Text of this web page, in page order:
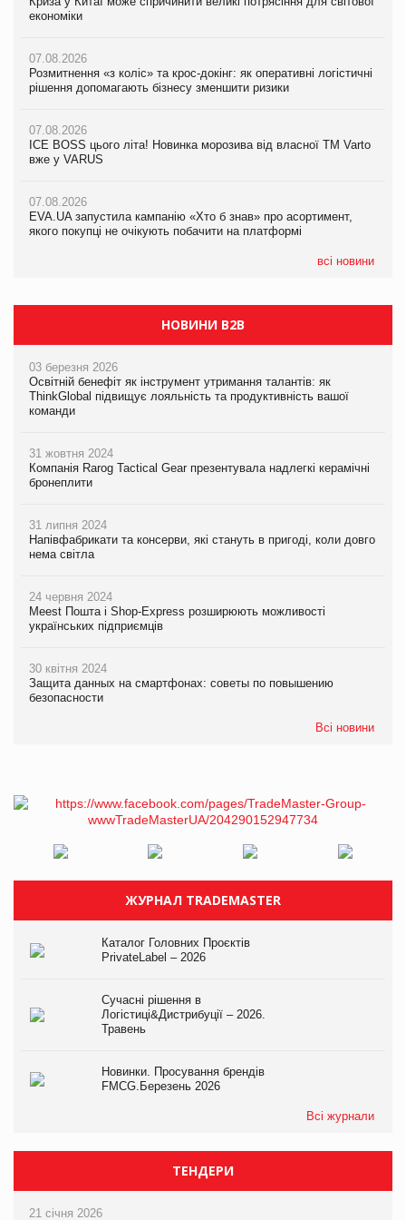
економіки
07.08.2026
Розмитнення «з коліс» та крос-докінг: як оперативні логістичні
рішення допомагають бізнесу зменшити ризики
07.08.2026
ICE BOSS цього літа! Новинка морозива від власної ТМ Varto
вже у VARUS
07.08.2026
EVA.UA запустила кампанію «Хто б знав» про асортимент,
якого покупці не очікують побачити на платформі
всі новини
економіки
07.08.2026
Розмитнення «з коліс» та крос-докінг: як оперативні логістичні
рішення допомагають бізнесу зменшити ризики
07.08.2026
ICE BOSS цього літа! Новинка морозива від власної ТМ Varto
вже у VARUS
07.08.2026
EVA.UA запустила кампанію «Хто б знав» про асортимент,
якого покупці не очікують побачити на платформі
економіки
07.08.2026
Kraft Heinz скоротила збиток у першому півріччі
Продажі Hugo Boss впали на 9%
НОВИНИ B2B
03 березня 2026
Освітній бенефіт як інструмент утримання талантів: як
ThinkGlobal підвищує лояльність та продуктивність вашої
команди
31 жовтня 2024
Компанія Rarog Tactical Gear презентувала надлегкі керамічні
бронеплити
31 липня 2024
Напівфабрикати та консерви, які стануть в пригоді, коли довго
нема світла
24 червня 2024
Meest Пошта і Shop-Express розширюють можливості
українських підприємців
30 квітня 2024
Защита данных на смартфонах: советы по повышению
безопасности
Всі новини
ЖУРНАЛ TRADEMASTER
Каталог Головних Проєктів
PrivateLabel – 2026
Сучасні рішення в
Логістиці&Дистрибуції – 2026.
Травень
Новинки. Просування брендів
FMCG.Березень 2026
Всі журнали
ТЕНДЕРИ
21 січня 2026